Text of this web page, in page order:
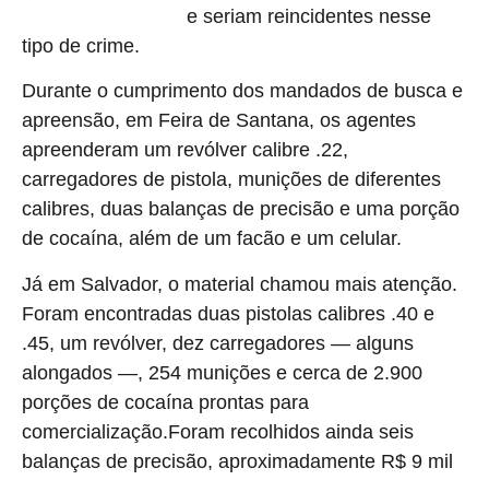
e seriam reincidentes nesse
tipo de crime.
Durante o cumprimento dos mandados de busca e
apreensão, em Feira de Santana, os agentes
apreenderam um revólver calibre .22,
carregadores de pistola, munições de diferentes
calibres, duas balanças de precisão e uma porção
de cocaína, além de um facão e um celular.
Já em Salvador, o material chamou mais atenção.
Foram encontradas duas pistolas calibres .40 e
.45, um revólver, dez carregadores — alguns
alongados —, 254 munições e cerca de 2.900
porções de cocaína prontas para
comercialização.Foram recolhidos ainda seis
balanças de precisão, aproximadamente R$ 9 mil